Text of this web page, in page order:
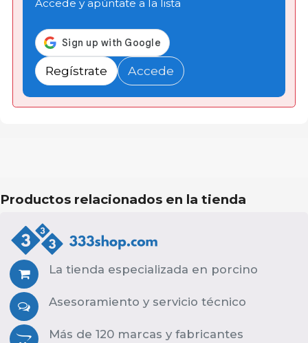
Accede y apúntate a la lista
Regístrate Accede
Productos relacionados en la tienda
La tienda especializada en porcino
Asesoramiento y servicio técnico
Más de 120 marcas y fabricantes